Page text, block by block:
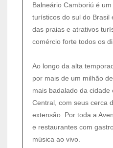
Balneário Camboriú é
turísticos do sul do Brasil
das praias e atrativos
comércio forte todos os
Ao longo da alta
por mais de um milhão
mais badalado da cidade
Central, com seus cerca
extensão. Por toda a
e restaurantes com
música ao vivo.